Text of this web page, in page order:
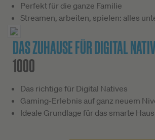
Perfekt für die ganze Familie
Streamen, arbeiten, spielen: alles
DAS ZUHAUSE FÜR DIGITAL
1000
Das richtige für Digital Natives
Gaming-Erlebnis auf ganz neuem
Ideale Grundlage für das smarte